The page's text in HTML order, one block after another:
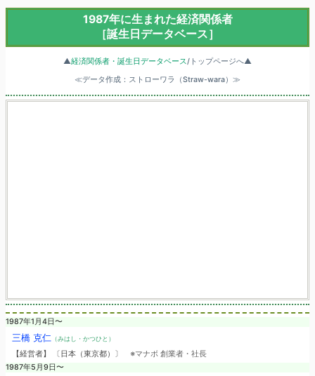
1987年に生まれた経済関係者
［誕生日データベース］
▲経済関係者・誕生日データベース/トップページへ▲
≪データ作成：ストローワラ（Straw-wara）≫
1987年1月4日〜
三橋 克仁 （みはし・かつひと）
【経営者】 〔日本（東京都）〕 ※マナボ 創業者・社長
1987年5月9日〜